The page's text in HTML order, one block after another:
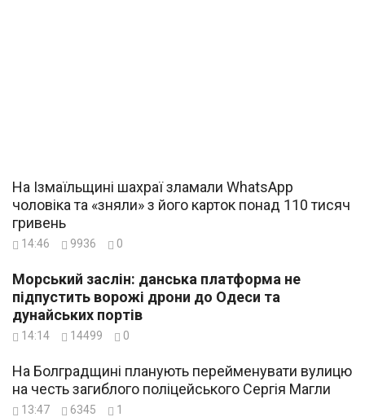
На Ізмаїльщині шахраї зламали WhatsApp
чоловіка та «зняли» з його карток понад 110 тисяч
гривень
14:46 9936 0
Морський заслін: данська платформа не
підпустить ворожі дрони до Одеси та
дунайських портів
14:14 14499 0
На Болградщині планують перейменувати вулицю
на честь загиблого поліцейського Сергія Магли
13:47 6345 1